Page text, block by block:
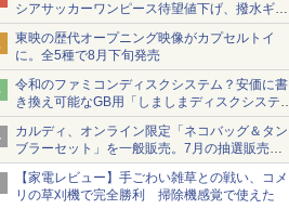
シアサッカーワンピース待望値下げ、撥水ギア
ショーツは1990円に
東映の歴代オープニング映像がカプセルトイ
に。全5種で8月下旬発売
令和のファミコンディスクシステム？安価に書
き換え可能なGB用「しましまディスクシステ
ム」
カルディ、オンライン限定「ネコバッグ＆タン
ブラーセット」を一般販売。7月の抽選販売の
当選無効分
【家電レビュー】手ごわい雑草との戦い、コメ
リの草刈機で完全勝利 掃除機感覚で使えた